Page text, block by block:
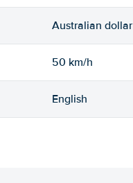
Australian dollar
50 km/h
English